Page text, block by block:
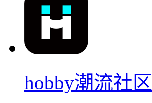
hobby潮流社区